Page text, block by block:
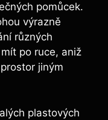
pomůcek.
výrazně
různých
po ruce, aniž
jiným
plastových